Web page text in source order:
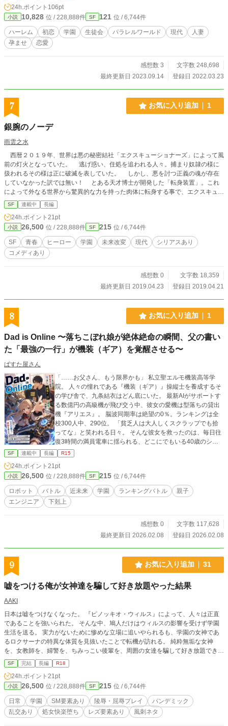
24h.ポイント 106pt
小説 10,828 位 / 228,888件 SF 121 位 / 6,744件
ハーレム 初恋 学園 生徒会 パラレルワールド 現代
人妻
孕ませ
恋愛
感想数 3
文字数 248,698
最終更新日 2023.09.14
登録日 2022.03.23
7 お気に入り追加 1
銀腕のノーデ
雨雲之水
西暦２０１９年、世界は悪の秘密結社「エクスキューショナーズ」によって風
前の灯火となっていた。 逃げ惑い、住処を追われる人々。捕まり奴隷の様に
扱われるその様は正に破滅を表していた。 しかし、悪を討つ正義の魂が存在
していなかった訳では無い！ とある天才博士が開発した「転身装置」。これ
によって外なる世界から驚異的な力を持った肉体に転身する事で、エクスキュー
ショナーズの怪人たちに匹敵する能力を得る事に成功したのだ。 しかし、そ
の転身装置の開発は遅きに過ぎた。 すでに趨勢の決した勢力図を巻き返すに
は、人も物も足りなさ過ぎたのだ。 転身装置は一つだけしか作る事が出来
ず、それを使って戦える人物も当然一人だけだったのだ。 このままでは遠か
らず世界は悪の秘密結社に完全敗北を喫するだろう。しかし、そんな事を許して
置ける訳が無い！ 天才博士はある装置を追加で開発した。転身装置をその身
に宿す者を過去へと送る装置だ。 この装置を使えば、悪の秘密結社の力がま
者、名前は風見 明（かざみ あきら）３４歳。 負けるな、風見明！ 立ち
SF 連載中 長編
24h.ポイント 21pt
小説 26,500 位 / 228,888件 SF 215 位 / 6,744件
SF 青春 ヒーロー 学園 未来改変 現代
シリアスあり
コメディあり
感想数 0
文字数 18,359
最終更新日 2019.04.23
登録日 2019.04.21
8 お気に入り追加 1
Dad is Online 〜落ちこぼれ娘が絶体絶命の瞬間、父の書い
た「最強の一行」が機装（ギア）を覚醒させる〜
ぱすた屋さん
「……お父さん、もう限界かも」 私立聖エルモ機装高等学
院。 人々の憧れである『機装（ギア）』操縦士を養成するそ
の学び舎で、九条結衣はどん底にいた。 最新AIがサポートす
る数億円の高級機が飛び交う中、彼女の愛機は型落ちの貸出
機『アリエス』。 脳波同期率は絶望の0％。ランキングは全
校300人中、290位。 「貧乏人は大人しくスクラップでも拾
ってな」と笑われる日々。 そんな彼女を救ったのは、毎日往
復3時間の満員電車に揺られる、どこにでもいる40歳のシス
テムエンジニア——「パパ」だった。 「結衣、諦めるのはま
だ早い。今、最適化パッチを送った。あとはマニュアル通り
に叩け」 娘の絶体絶命のピンチに、父は仕事用の携帯端末一
つで介入する。 電波の不安定な地下鉄から、昼休みのデスク
から、あるいは上司に怒鳴られている会議室の隅から。 かつ
て伝説と呼ばれたエンジニアの指先が、物理限界を超えたロ
ジックを機体に叩き込む。 機体モニタに表示される、緑色の
——甘いな。パパの書いたコードの方が、100倍速いぞ」 こ
SF 連載中 長編 R15
24h.ポイント 21pt
小説 26,500 位 / 228,888件 SF 215 位 / 6,744件
ロボット バトル 近未来 学園 ランキングバトル
親子
エンジニア
下剋上
感想数 0
文字数 117,628
最終更新日 2026.02.08
登録日 2026.02.08
9 お気に入り追加 31
嘘をつける俺が女神達を騙して好き放題やった結果
AAKI
日本は嘘をつけなくなった。 『ピノッキオ・ウィルス』によって、人々は正直
であることを強いられた。 そんな中、鳩人だけはウィルスの影響を受けず学園
生活を送る。 実力がないために惨めな立場に追いやられるも、学園の女神であ
るロクサーナの特異な体質を見抜いたことで転機が訪れる。 純粋無垢な女神
を、女教師を、婦警を、ちみっこい後輩を、周囲の女達を騙して好き放題できる
のはもはや鳩人だけだった。
SF 完結 長編 R18
24h.ポイント 21pt
小説 26,500 位 / 228,888件 SF 215 位 / 6,744件
日常 学園 SM要素あり 陵辱・屈辱プレイ
パンデミック
乱交あり
処女快楽堕ち レズ要素あり 風刺ネタ